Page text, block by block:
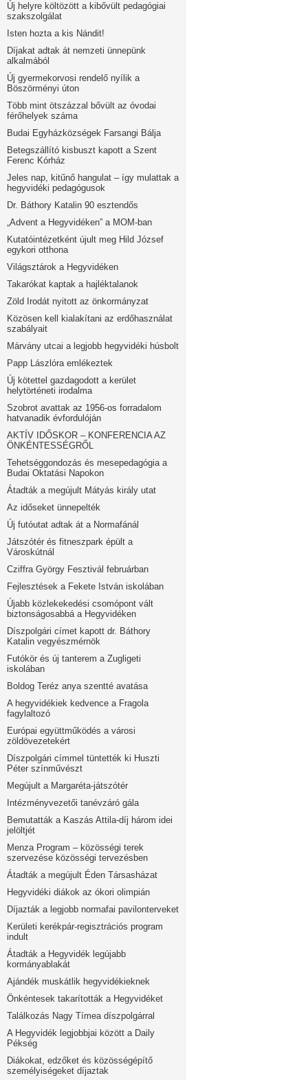
Új helyre költözött a kibővült pedagógiai
szakszolgálat
Isten hozta a kis Nándit!
Díjakat adtak át nemzeti ünnepünk
alkalmából
Új gyermekorvosi rendelő nyílik a
Böszörményi úton
Több mint ötszázzal bővült az óvodai
férőhelyek száma
Budai Egyházközségek Farsangi Bálja
Betegszállító kisbuszt kapott a Szent
Ferenc Kórház
Jeles nap, kitűnő hangulat – így mulattak a
hegyvidéki pedagógusok
Dr. Báthory Katalin 90 esztendős
„Advent a Hegyvidéken” a MOM-ban
Kutatóintézetként újult meg Hild József
egykori otthona
Világsztárok a Hegyvidéken
Takarókat kaptak a hajléktalanok
Zöld Irodát nyitott az önkormányzat
Közösen kell kialakítani az erdőhasználat
szabályait
Márvány utcai a legjobb hegyvidéki húsbolt
Papp Lászlóra emlékeztek
Új kötettel gazdagodott a kerület
helytörténeti irodalma
Szobrot avattak az 1956-os forradalom
hatvanadik évfordulóján
AKTÍV IDŐSKOR – KONFERENCIA AZ
ÖNKÉNTESSÉGRŐL
Tehetséggondozás és mesepedagógia a
Budai Oktatási Napokon
Átadták a megújult Mátyás király utat
Az időseket ünnepelték
Új futóutat adtak át a Normafánál
Játszótér és fitneszpark épült a
Városkútnál
Cziffra György Fesztivál februárban
Fejlesztések a Fekete István iskolában
Újabb közlekekedési csomópont vált
biztonságosabbá a Hegyvidéken
Díszpolgári címet kapott dr. Báthory
Katalin vegyészmérnök
Futókör és új tanterem a Zugligeti
iskolában
Boldog Teréz anya szentté avatása
A hegyvidékiek kedvence a Fragola
fagylaltozó
Európai együttműködés a városi
zöldövezetekért
Díszpolgári címmel tüntették ki Huszti
Péter színművészt
Megújult a Margaréta-játszótér
Intézményvezetői tanévzáró gála
Bemutatták a Kaszás Attila-díj három idei
jelöltjét
Menza Program – közösségi terek
szervezése közösségi tervezésben
Átadták a megújult Éden Társasházat
Hegyvidéki diákok az ókori olimpián
Díjazták a legjobb normafai pavilonterveket
Kerületi kerékpár-regisztrációs program
indult
Átadták a Hegyvidék legújabb
kormányablakát
Ajándék muskátlik hegyvidékieknek
Önkéntesek takarították a Hegyvidéket
Találkozás Nagy Tímea díszpolgárral
A Hegyvidék legjobbjai között a Daily
Pékség
Diákokat, edzőket és közösségépítő
személyiségeket díjaztak